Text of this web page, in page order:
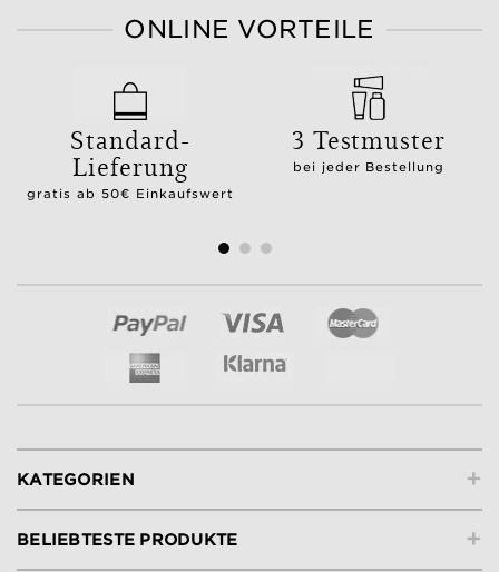
ONLINE VORTEILE
Standard-
Lieferung
gratis ab 50€ Einkaufswert
3 Testmuster
bei jeder Bestellung
+
KATEGORIEN
+
BELIEBTESTE PRODUKTE